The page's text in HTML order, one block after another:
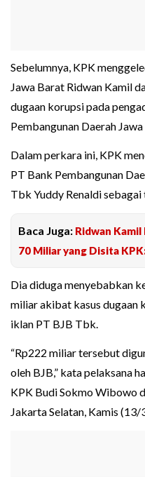
Sebelumnya, KPK
Jawa Barat Ridwan Kamil
dugaan korupsi pada
Pembangunan Daerah
Dalam perkara ini, KPK
PT Bank Pembangunan
Tbk Yuddy Renaldi sebagai
Baca Juga: Ridwan
70 Miliar yang Disita
Dia diduga menyebabkan
miliar akibat kasus dugaan
iklan PT BJB Tbk.
“Rp222 miliar tersebut
oleh BJB,” kata pelaksana
KPK Budi Sokmo Wibowo
Jakarta Selatan, Kamis